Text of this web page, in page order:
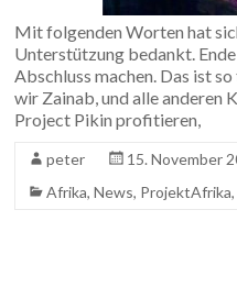
Mit folgenden Worten hat
Unterstützung bedankt.
Abschluss machen. Das ist
wir Zainab, und alle anderen
Project Pikin profitieren,
peter
15. November
Afrika,News, ProjektAfrika,